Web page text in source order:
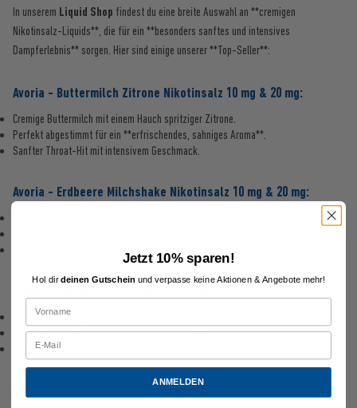
In unserem Liquid Shop findest du eine breite Auswahl an **cremigen
Nikotinsalz-Liquids**, die für ein **besonders sanftes und intensives
Dampferlebnis** sorgen. Hier sind einige unserer **Top-Seller**:
Avoria - Buttermilch Zitrone Nikotinsalz 10 mg & 20 mg:
Cremige Buttermilch mit einem Hauch spritziger Zitrone.
Perfekt abgestimmt für ein **erfrischendes, sahniges Aroma**.
Sanfter Throat-Hit mit intensivem Geschmack.
Avoria - Erdbeere Milchshake Nikotinsalz 10 mg & 20 mg:
Cremige Erdbeere-Kokosnuss-Note, inspiriert von einer beliebten Süßigkeit.
Einzigartige Mischung aus süßlich-nussigen Noten mit feiner Sahne.
Sanfter, aber intensiver Nikotin-Kick.
Zombie - Erdbärmülsch Nikotinsalz 10 mg & 20 mg:
Jetzt 10% sparen!
Hol dirdeinen Gutschein und verpasse keine Aktionen & Angebote mehr!
ANMELDEN